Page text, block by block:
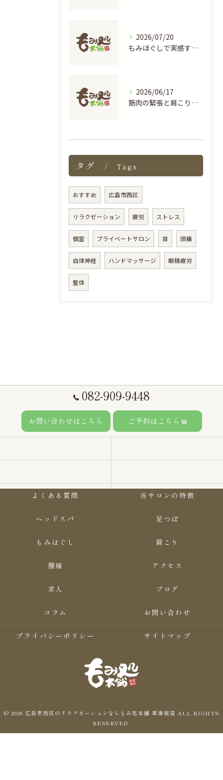
2026/07/20
もみほぐしで実感する心地よい刺激の癒し効果
2026/06/17
筋肉の緊張と肩こりを根本から解消する施術の秘密
タグ Tags
おすすめ 広島市西区
リラクゼーション 疲労 ストレス
個室 プライベートサロン 首 頭痛
自律神経 ハンドマッサージ 眼精疲労
整体
082-909-9448
お問い合わせはこちら ご予約はこちら
よくある質問 当サロンの特徴
ヘッドスパ 足つぼ
もみほぐし 肩こり
腰痛 アクセス
求人 ブログ
コラム お問い合わせ
プライバシーポリシー サイトマップ
© 2026 広島市西区のリラクゼーションならもみ処本舗 草津南店 ALL RIGHTS
RESERVED.